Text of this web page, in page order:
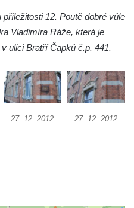
v
na vile
v Teplicích
hřbitova
12. Poutě dobré vůle
Vladimíra Ráže, která je
ulici Bratří Čapků č.p. 441.
27. 12. 2012 27. 12. 2012